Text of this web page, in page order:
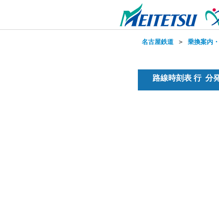
名古屋鉄道 ＞ 乗換案内
路線時刻表 行 分